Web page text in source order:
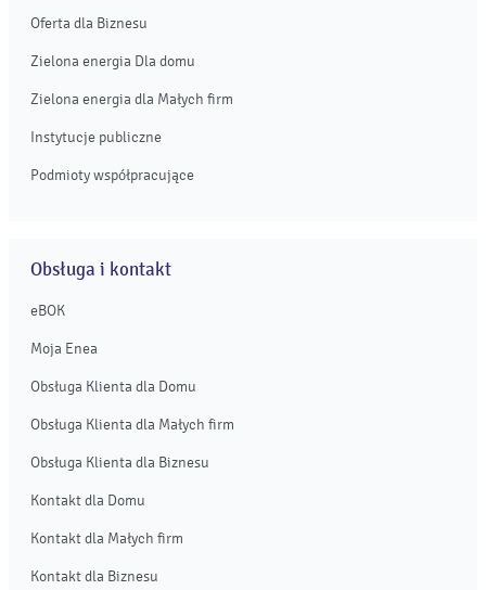
Oferta dla Biznesu
Zielona energia Dla domu
Zielona energia dla Małych firm
Instytucje publiczne
Podmioty współpracujące
Obsługa i kontakt
eBOK
Moja Enea
Obsługa Klienta dla Domu
Obsługa Klienta dla Małych firm
Obsługa Klienta dla Biznesu
Kontakt dla Domu
Kontakt dla Małych firm
Kontakt dla Biznesu